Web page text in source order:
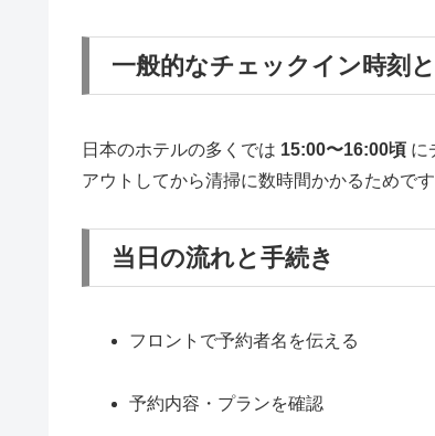
一般的なチェックイン時刻
日本のホテルの多くでは 15:00〜16:00頃 に
アウトしてから清掃に数時間かかるためです
当日の流れと手続き
フロントで予約者名を伝える
予約内容・プランを確認